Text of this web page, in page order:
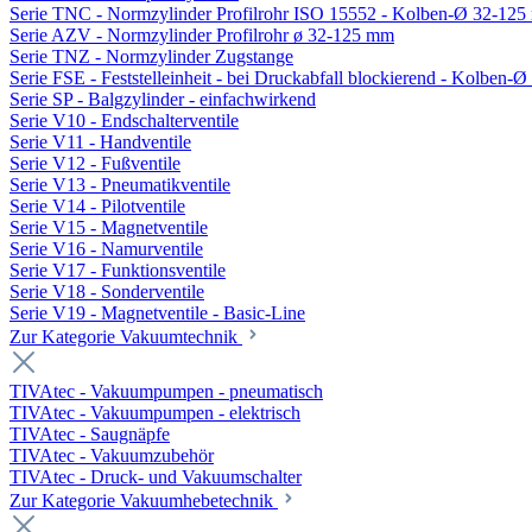
Serie TNC - Normzylinder Profilrohr ISO 15552 - Kolben-Ø 32-125
Serie AZV - Normzylinder Profilrohr ø 32-125 mm
Serie TNZ - Normzylinder Zugstange
Serie FSE - Feststelleinheit - bei Druckabfall blockierend - Kolben-Ø
Serie SP - Balgzylinder - einfachwirkend
Serie V10 - Endschalterventile
Serie V11 - Handventile
Serie V12 - Fußventile
Serie V13 - Pneumatikventile
Serie V14 - Pilotventile
Serie V15 - Magnetventile
Serie V16 - Namurventile
Serie V17 - Funktionsventile
Serie V18 - Sonderventile
Serie V19 - Magnetventile - Basic-Line
Zur Kategorie Vakuumtechnik
TIVAtec - Vakuumpumpen - pneumatisch
TIVAtec - Vakuumpumpen - elektrisch
TIVAtec - Saugnäpfe
TIVAtec - Vakuumzubehör
TIVAtec - Druck- und Vakuumschalter
Zur Kategorie Vakuumhebetechnik